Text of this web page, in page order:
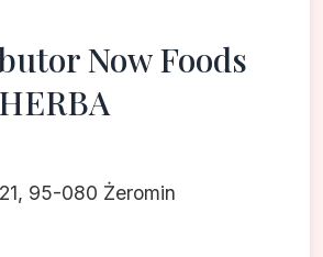
Now Foods
95-080 Żeromin